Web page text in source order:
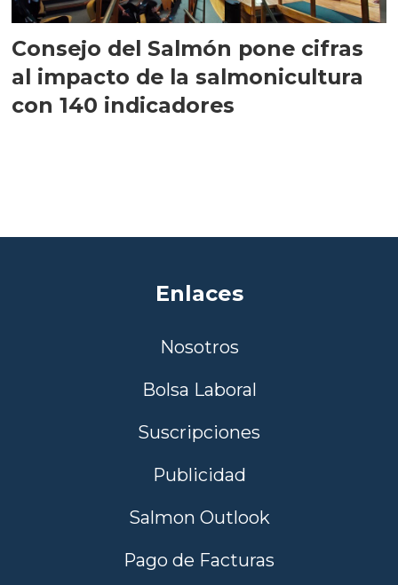
Consejo del Salmón pone cifras
al impacto de la salmonicultura
con 140 indicadores
Enlaces
Nosotros
Bolsa Laboral
Suscripciones
Publicidad
Salmon Outlook
Pago de Facturas